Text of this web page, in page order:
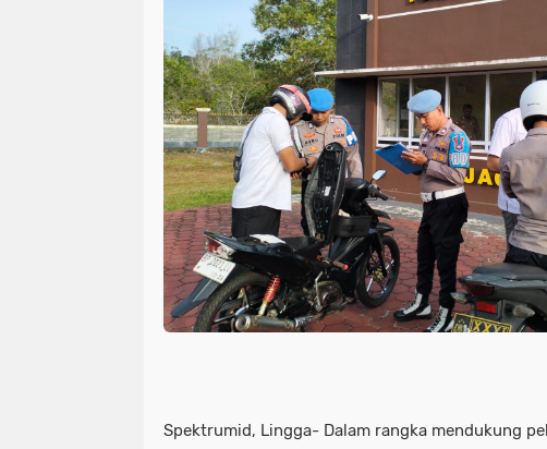
Spektrumid, Lingga- Dalam rangka mendukung